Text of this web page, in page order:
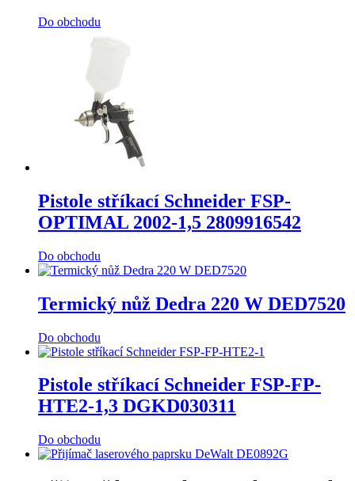
Do obchodu
Pistole stříkací Schneider FSP-
OPTIMAL 2002-1,5 2809916542
Do obchodu
Termický nůž Dedra 220 W DED7520
Do obchodu
Pistole stříkací Schneider FSP-FP-
HTE2-1,3 DGKD030311
Do obchodu